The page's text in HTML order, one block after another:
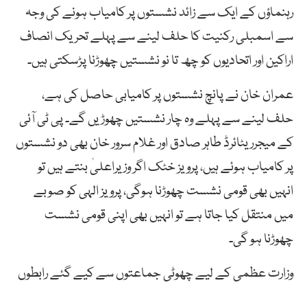
رہنماؤں کے ایک سے زائد نشستوں پر کامیاب ہونے کی وجہ
سے اسمبلی رکنیت کا حلف لینے سے پہلے تحریک انصاف
اراکین اور اتحادیوں کو چھ تا نو نشستیں چھوڑنا پڑسکتی ہیں۔
عمران خان نے پانچ نشستوں پر کامیابی حاصل کی ہے،
حلف لینے سے پہلے وہ چار نشستیں چھوڑیں گے۔ پی ٹی آئی
کے میجرریٹائرڈ طاہر صادق اور غلام سرور خان بھی دو نشستوں
پر کامیاب ہوئے ہیں، پرویز خٹک اگر وزیراعلیٰ بنتے ہیں تو
انہیں بھی قومی نشست چھوڑنا ہوگی، پرویز الہی کو صوبے
میں منتقل کیا جاتا ہے تو انہیں بھی اپنی قومی نشست
چھوڑنا ہو گی۔
وزارت عظمی کے لیے چھوٹی جماعتوں سے کیے گئے رابطوں